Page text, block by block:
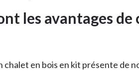
les avantages
chalet en bois en kit présente de